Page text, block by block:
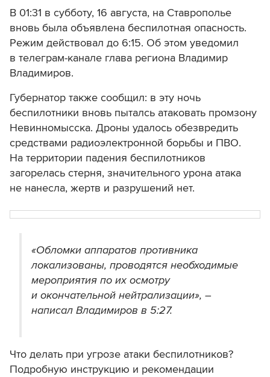
В 01:31 в субботу, 16 августа, на Ставрополье
вновь была объявлена беспилотная опасность.
Режим действовал до 6:15. Об этом уведомил
в телеграм-канале глава региона Владимир
Владимиров.
Губернатор также сообщил: в эту ночь
беспилотники вновь пыталсь атаковать промзону
Невинномысска. Дроны удалось обезвредить
средствами радиоэлектронной борьбы и ПВО.
На территории падения беспилотников
загорелась стерня, значительного урона атака
не нанесла, жертв и разрушений нет.
«Обломки аппаратов противника
локализованы, проводятся необходимые
мероприятия по их осмотру
и окончательной нейтрализации», –
написал Владимиров в 5:27.
Что делать при угрозе атаки беспилотников?
Подробную инструкцию и рекомендации